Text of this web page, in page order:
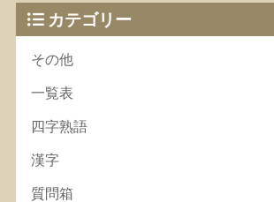
カテゴリー
その他
一覧表
四字熟語
漢字
質問箱